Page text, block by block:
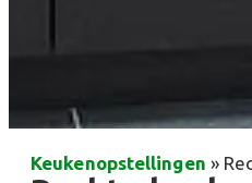
Keukenopstellingen »